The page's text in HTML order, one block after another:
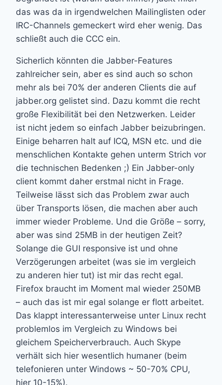
das was da in irgendwelchen Mailinglisten oder
IRC-Channels gemeckert wird eher wenig. Das
schließt auch die CCC ein.
Sicherlich könnten die Jabber-Features
zahlreicher sein, aber es sind auch so schon
mehr als bei 70% der anderen Clients die auf
jabber.org gelistet sind. Dazu kommt die recht
große Flexibilität bei den Netzwerken. Leider
ist nicht jedem so einfach Jabber beizubringen.
Einige beharren halt auf ICQ, MSN etc. und die
menschlichen Kontakte gehen unterm Strich vor
die technischen Bedenken ;) Ein Jabber-only
client kommt daher erstmal nicht in Frage.
Teilweise lässt sich das Problem zwar auch
über Transports lösen, die machen aber auch
immer wieder Probleme. Und die Größe – sorry,
aber was sind 25MB in der heutigen Zeit?
Solange die GUI responsive ist und ohne
Verzögerungen arbeitet (was sie im vergleich
zu anderen hier tut) ist mir das recht egal.
Firefox braucht im Moment mal wieder 250MB
– auch das ist mir egal solange er flott arbeitet.
Das klappt interessanterweise unter Linux recht
problemlos im Vergleich zu Windows bei
gleichem Speicherverbrauch. Auch Skype
verhält sich hier wesentlich humaner (beim
telefonieren unter Windows ~ 50-70% CPU,
hier 10-15%).